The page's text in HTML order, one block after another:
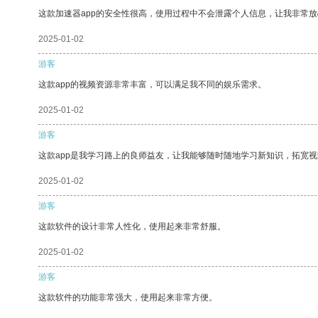
这款加速器app的安全性很高，使用过程中不会泄露个人信息，让我非常放
2025-01-02
游客
这款app的视频资源非常丰富，可以满足我不同的娱乐需求。
2025-01-02
游客
这款app是我学习路上的良师益友，让我能够随时随地学习新知识，拓宽视
2025-01-02
游客
这款软件的设计非常人性化，使用起来非常舒服。
2025-01-02
游客
这款软件的功能非常强大，使用起来非常方便。